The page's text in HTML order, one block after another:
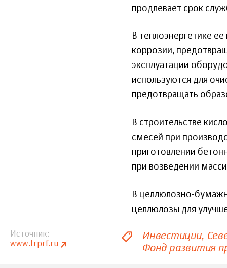
продлевает срок
В теплоэнергетике
коррозии,
эксплуатации
используются для
предотвращать
В строительстве
смесей при
приготовлении
при возведении
В целлюлозно-
целлюлозы для
Источник
www.frprf.ru
Инвестиции
Фонд развития